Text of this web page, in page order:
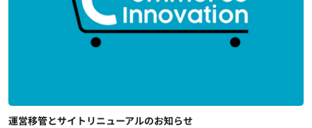
運営移管とサイトリニューアルのお知らせ